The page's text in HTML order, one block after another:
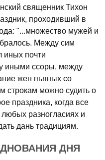
священник Тихон
проходивший в
"...множество мужей и
Между сим
иных почти
иными ссоры, между
жен пьяных со
строкам можно судить о
праздника, когда все
разногласиях и
дань традициям.
ДНЯ